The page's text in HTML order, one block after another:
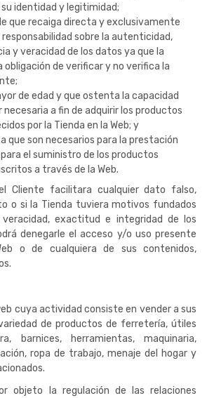
identidad y legitimidad;
que recaiga directa y exclusivamente
responsabilidad sobre la autenticidad,
y veracidad de los datos ya que la
obligación de verificar y no verifica la
de edad y que ostenta la capacidad
necesaria a fin de adquirir los productos
por la Tienda en la Web; y
que son necesarios para la prestación
el suministro de los productos
a través de la Web.
Cliente facilitara cualquier dato falso,
o si la Tienda tuviera motivos fundados
exactitud e integridad de los
denegarle el acceso y/o uso presente
o de cualquiera de sus contenidos,
cuya actividad consiste en vender a sus
de productos de ferretería, útiles
barnices, herramientas, maquinaria,
ropa de trabajo, menaje del hogar y
objeto la regulación de las relaciones